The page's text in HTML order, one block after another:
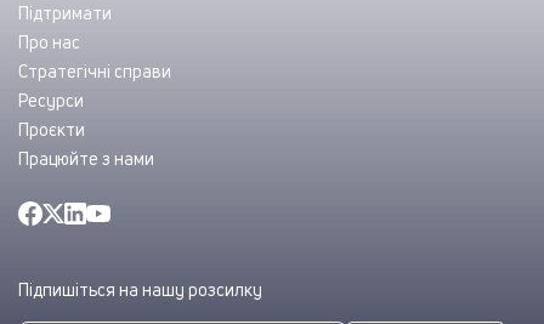
Підтримати
Про нас
Стратегічні справи
Ресурси
Проєкти
Працюйте з нами
Підпишіться на нашу розсилку